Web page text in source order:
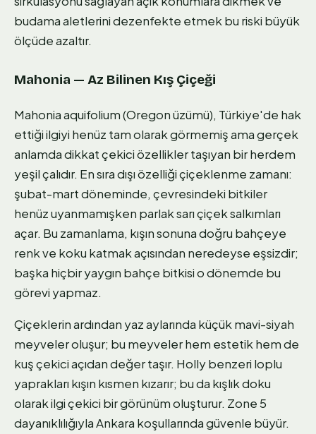
budama aletlerini dezenfekte etmek bu riski büyük
ölçüde azaltır.
Mahonia — Az Bilinen Kış Çiçeği
Mahonia aquifolium (Oregon üzümü), Türkiye'de hak
ettiği ilgiyi henüz tam olarak görmemiş ama gerçek
anlamda dikkat çekici özellikler taşıyan bir herdem
yeşil çalıdır. En sıra dışı özelliği çiçeklenme zamanı:
şubat-mart döneminde, çevresindeki bitkiler
henüz uyanmamışken parlak sarı çiçek salkımları
açar. Bu zamanlama, kışın sonuna doğru bahçeye
renk ve koku katmak açısından neredeyse eşsizdir;
başka hiçbir yaygın bahçe bitkisi o dönemde bu
görevi yapmaz.
Çiçeklerin ardından yaz aylarında küçük mavi-siyah
meyveler oluşur; bu meyveler hem estetik hem de
kuş çekici açıdan değer taşır. Holly benzeri loplu
yaprakları kışın kısmen kızarır; bu da kışlık doku
olarak ilgi çekici bir görünüm oluşturur. Zone 5
dayanıklılığıyla Ankara koşullarında güvenle büyür.